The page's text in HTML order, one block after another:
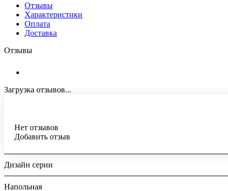
Отзывы
Характеристики
Оплата
Доставка
Отзывы
Загрузка отзывов...
Нет отзывов
Добавить отзыв
Дизайн серии
Напольная